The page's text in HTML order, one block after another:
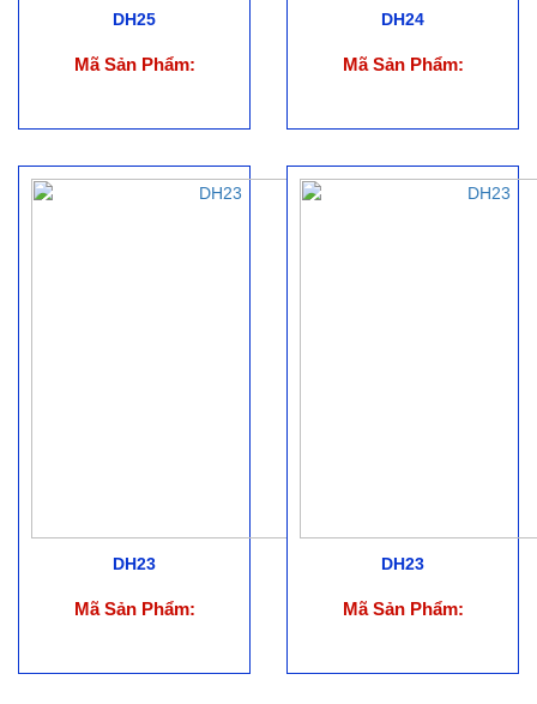
DH25
Mã Sản Phẩm:
DH24
Mã Sản Phẩm:
DH23
Mã Sản Phẩm:
DH23
Mã Sản Phẩm: